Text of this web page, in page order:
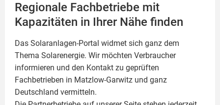
Regionale Fachbetriebe mit
Kapazitäten in Ihrer Nähe finden
Das Solaranlagen-Portal widmet sich ganz dem
Thema Solarenergie. Wir möchten Verbraucher
informieren und den Kontakt zu geprüften
Fachbetrieben in Matzlow-Garwitz und ganz
Deutschland vermitteln.